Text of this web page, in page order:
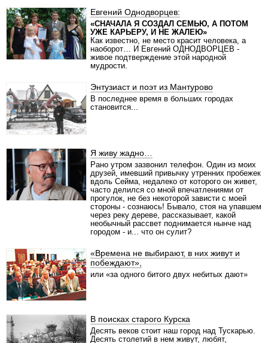
Евгений Однодворцев:
«СНАЧАЛА Я СОЗДАЛ СЕМЬЮ, А ПОТОМ
УЖЕ КАРЬЕРУ, И НЕ ЖАЛЕЮ»
Как известно, не место красит человека, а
наоборот… И Евгений ОДНОДВОРЦЕВ -
живое подтверждение этой народной
мудрости.
Энтузиаст и поэт из Мантурово
В последнее время в больших городах
становится...
Я живу жадно…
Рано утром зазвонил телефон. Один из моих
друзей, имевший привычку утренних пробежек
вдоль Сейма, недалеко от которого он живет,
часто делился со мной впечатлениями от
прогулок, не без некоторой зависти с моей
стороны - сознаюсь! Бывало, стоя на упавшем
через реку дереве, рассказывает, какой
необычный рассвет поднимается нынче над
городом - и... что он сулит?
«Времена не выбирают, в них живут и
побеждают»,
или «за одного битого двух небитых дают»
В поисках старого Курска
Десять веков стоит наш город над Тускарью.
Десять столетий в нем живут, любят,